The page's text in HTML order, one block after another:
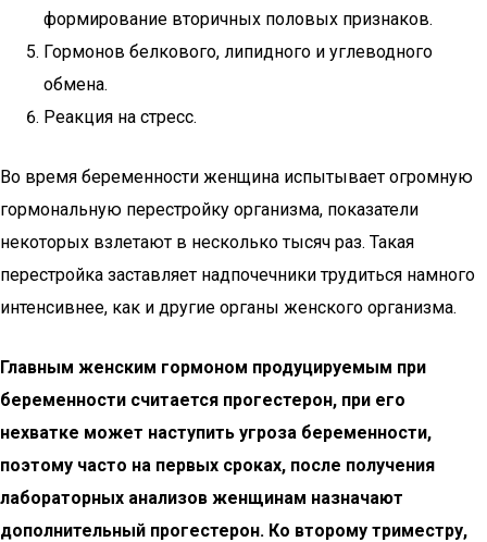
формирование вторичных половых признаков.
Гормонов белкового, липидного и углеводного
обмена.
Реакция на стресс.
Во время беременности женщина испытывает огромную
гормональную перестройку организма, показатели
некоторых взлетают в несколько тысяч раз. Такая
перестройка заставляет надпочечники трудиться намного
интенсивнее, как и другие органы женского организма.
Главным женским гормоном продуцируемым при
беременности считается прогестерон, при его
нехватке может наступить угроза беременности,
поэтому часто на первых сроках, после получения
лабораторных анализов женщинам назначают
дополнительный прогестерон. Ко второму триместру,